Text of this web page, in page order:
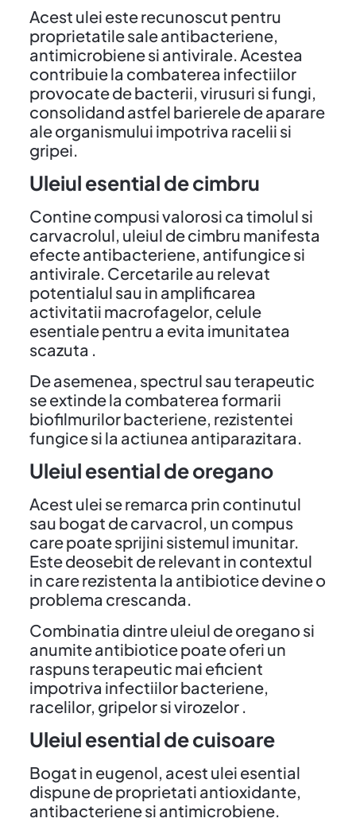
Acest ulei este recunoscut pentru
proprietatile sale antibacteriene,
antimicrobiene si antivirale. Acestea
contribuie la combaterea infectiilor
provocate de bacterii, virusuri si fungi,
consolidand astfel barierele de aparare
ale organismului impotriva racelii si
gripei.
Uleiul esential de cimbru
Contine compusi valorosi ca timolul si
carvacrolul, uleiul de cimbru manifesta
efecte antibacteriene, antifungice si
antivirale. Cercetarile au relevat
potentialul sau in amplificarea
activitatii macrofagelor, celule
esentiale pentru a evita imunitatea
scazuta .
De asemenea, spectrul sau terapeutic
se extinde la combaterea formarii
biofilmurilor bacteriene, rezistentei
fungice si la actiunea antiparazitara.
Uleiul esential de oregano
Acest ulei se remarca prin continutul
sau bogat de carvacrol, un compus
care poate sprijini sistemul imunitar.
Este deosebit de relevant in contextul
in care rezistenta la antibiotice devine o
problema crescanda.
Combinatia dintre uleiul de oregano si
anumite antibiotice poate oferi un
raspuns terapeutic mai eficient
impotriva infectiilor bacteriene,
racelilor, gripelor si virozelor .
Uleiul esential de cuisoare
Bogat in eugenol, acest ulei esential
dispune de proprietati antioxidante,
antibacteriene si antimicrobiene.